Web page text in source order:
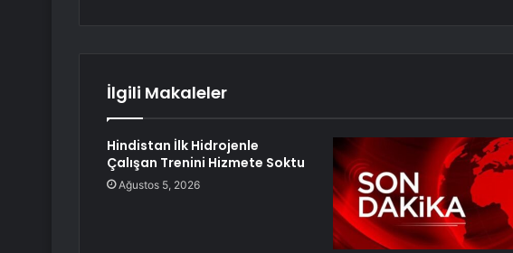
İlgili Makaleler
Hindistan İlk Hidrojenle
Çalışan Trenini Hizmete Soktu
Ağustos 5, 2026